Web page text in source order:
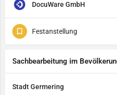
DocuWare GmbH
Festanstellung
Sachbearbeitung im
Stadt Germering